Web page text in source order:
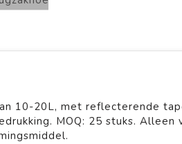
10-20L, met reflecterende
MOQ: 25 stuks. Alleen